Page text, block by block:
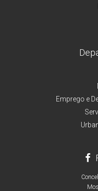
Emprego e